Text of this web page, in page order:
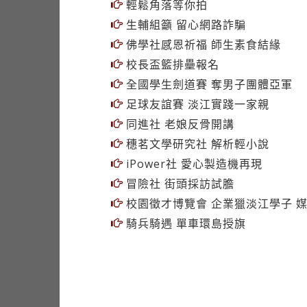
校長盃籃排壘報名
全國學生劍道賽 奪男子團體亞軍
足球友誼賽 淡江實踐一家親
同進社 老娘反骨開講
穗茗文學研究社 解析輕小說
iPower社 愛心製造機再現
冒險社 街頭採訪試膽
校園徵才博覽會 企業獵淡江學子 媒
騎兵騎遇 單車環島授旗